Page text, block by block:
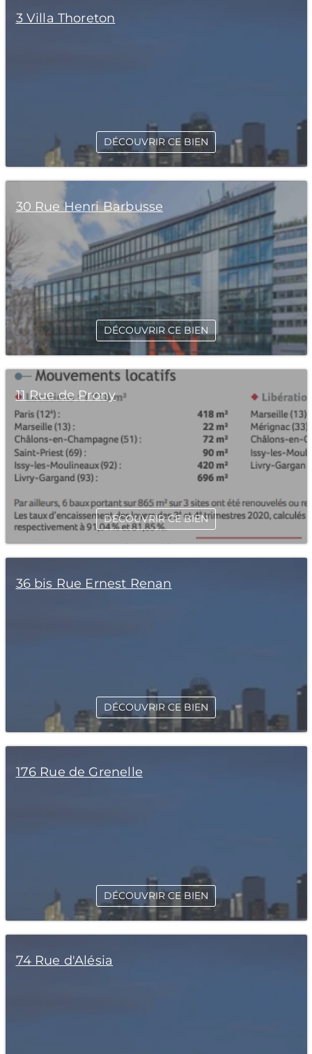
3 Villa Thoreton
DÉCOUVRIR CE BIEN
30 Rue Henri Barbusse
DÉCOUVRIR CE BIEN
11 Rue de Prony
DÉCOUVRIR CE BIEN
36 bis Rue Ernest Renan
DÉCOUVRIR CE BIEN
176 Rue de Grenelle
DÉCOUVRIR CE BIEN
74 Rue d'Alésia